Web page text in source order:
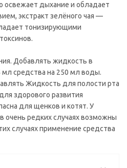
освежает дыхание и обладает
экстракт зелёного чая —
тонизирующими
Добавлять жидкость в
мл средства на 250 мл воды.
Жидкость для полости рта
здорового развития
для щенков и котят. У
очень редких случаях возможны
случаях применение средства